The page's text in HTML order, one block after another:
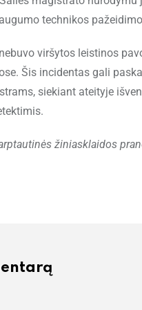
technikos
viršytos leistinos
Šis incidentas gali
siekiant ateityje
žiniasklaidos